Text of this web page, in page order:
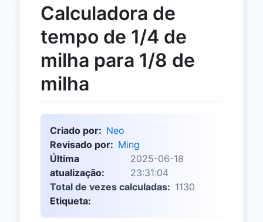
Calculadora de
tempo de 1/4 de
milha para 1/8 de
milha
Criado por: Neo
Revisado por: Ming
Última
atualização:
2025-06-18
23:31:04
Total de vezes calculadas: 1130
Etiqueta: